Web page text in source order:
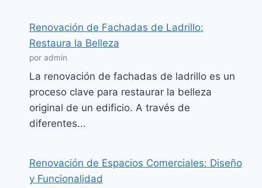
Renovación de Fachadas de Ladrillo:
Restaura la Belleza
por admin
La renovación de fachadas de ladrillo es un
proceso clave para restaurar la belleza
original de un edificio. A través de
diferentes...
Renovación de Espacios Comerciales: Diseño
y Funcionalidad